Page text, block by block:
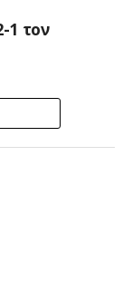
1 τον